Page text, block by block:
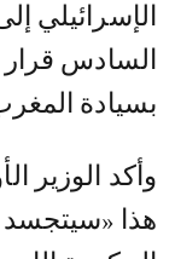
الإسرائيلي
السادس قرار
بسيادة
وأكد الوزير
هذا «سيتجسد